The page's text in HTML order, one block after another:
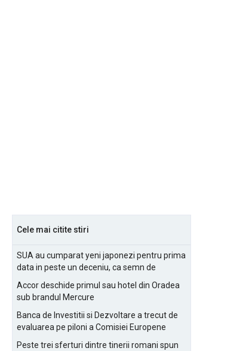
Cele mai citite stiri
SUA au cumparat yeni japonezi pentru prima
data in peste un deceniu, ca semn de
Accor deschide primul sau hotel din Oradea
sub brandul Mercure
Banca de Investitii si Dezvoltare a trecut de
evaluarea pe piloni a Comisiei Europene
Peste trei sferturi dintre tinerii romani spun